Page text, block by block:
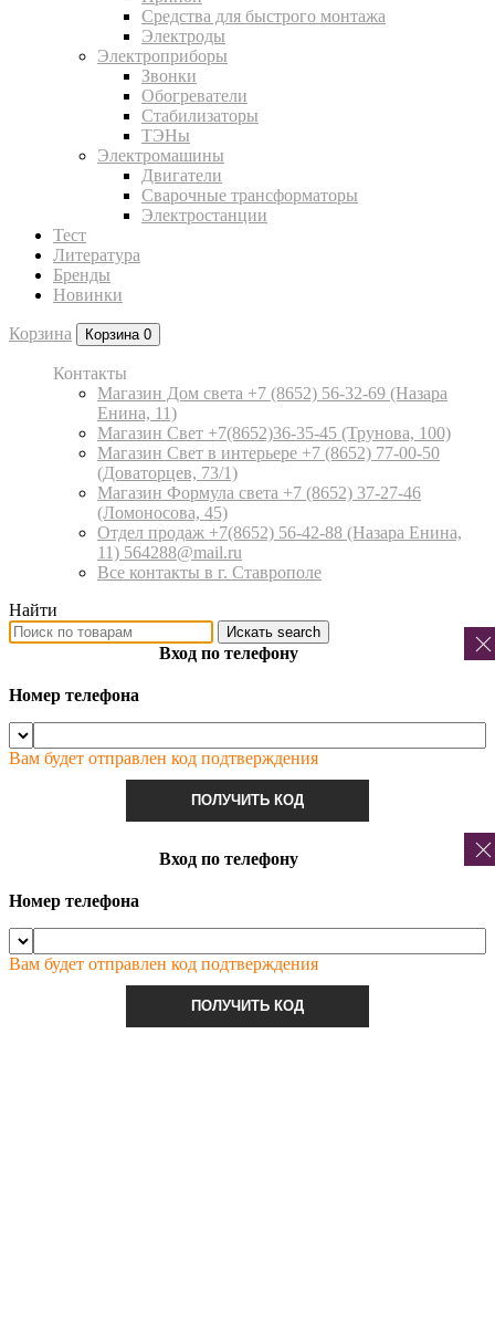
Средства для быстрого монтажа
Электроды
Электроприборы
Звонки
Обогреватели
Стабилизаторы
ТЭНы
Электромашины
Двигатели
Сварочные трансформаторы
Электростанции
Тест
Литература
Бренды
Новинки
Корзина Корзина 0
Контакты
Магазин Дом света +7 (8652) 56-32-69 (Назара
Енина, 11)
Магазин Свет +7(8652)36-35-45 (Трунова, 100)
Магазин Свет в интерьере +7 (8652) 77-00-50
(Доваторцев, 73/1)
Магазин Формула света +7 (8652) 37-27-46
(Ломоносова, 45)
Отдел продаж +7(8652) 56-42-88 (Назара Енина,
11) 564288@mail.ru
Все контакты в г. Ставрополе
Найти
Искать search
Вход по телефону
Номер телефона
Вам будет отправлен код подтверждения
ПОЛУЧИТЬ КОД
Вход по телефону
Номер телефона
Вам будет отправлен код подтверждения
ПОЛУЧИТЬ КОД